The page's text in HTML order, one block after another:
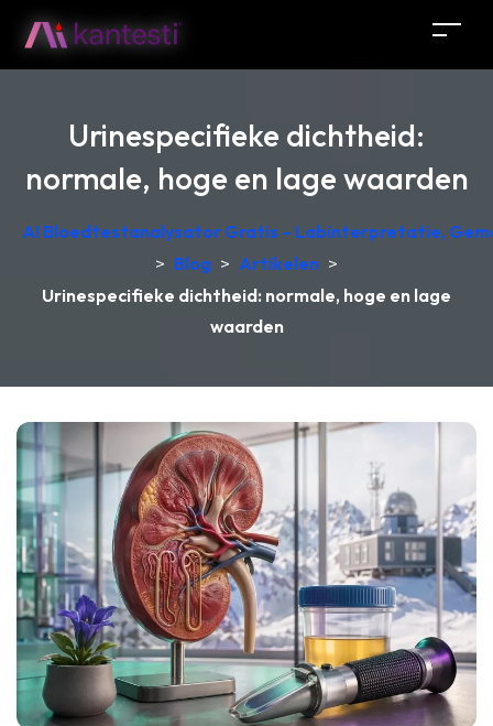
Urinespecifieke dichtheid:
normale, hoge en lage waarden
AI Bloedtestanalysator Gratis – Labinterpretatie,
> Blog > Artikelen >
Urinespecifieke dichtheid: normale, hoge en lage
waarden